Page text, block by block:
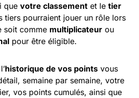
que votre classement et le tier
tiers pourraient jouer un rôle lors
soit comme multiplicateur ou
pour être éligible.
historique de vos points vous
semaine par semaine, votre
vos points cumulés, ainsi que